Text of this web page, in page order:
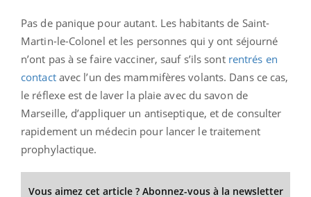
Pas de panique pour autant. Les habitants de Saint-
Martin-le-Colonel et les personnes qui y ont séjourné
n’ont pas à se faire vacciner, sauf s’ils sont rentrés en
contactavec l’un des mammifères volants. Dans ce cas,
le réflexe est de laver la plaie avec du savon de
Marseille, d’appliquer un antiseptique, et de consulter
rapidement un médecin pour lancer le traitement
prophylactique.
Vous aimez cet article ? Abonnez-vous à la newsletter